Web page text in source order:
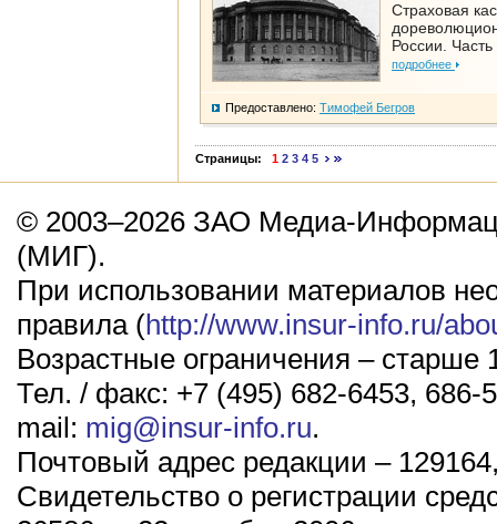
Страховая
России. Часть
подробнее
Предоставлено: Тимофей Бегров
Страницы: 1 2 3 4 5
© 2003–2026 ЗАО Медиа-
(МИГ).
При использовании материалов
правила (http://www.insur-info.ru/
Возрастные ограничения – старше
Тел. / факс: +7 (495) 682-6453, 686-
mail: mig@insur-info.ru.
Почтовый адрес редакции –
Свидетельство о регистрации